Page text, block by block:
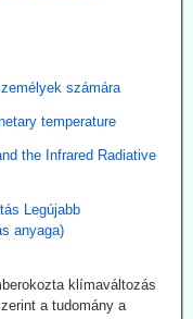
az USA-ból kőolajat.
és kacsingat az orosz
a hulladék
- India a
autóüzemanyagot
SAF). Előállítása
keroziné, de
érdeklődnek az
A mezőgazdasági
számára
temperature
the Infrared Radiative
Legújabb
anyaga)
klímaváltozás
a tudomány a